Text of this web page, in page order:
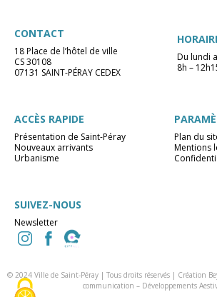
CONTACT
18 Place de l’hôtel de ville
CS 30108
07131 SAINT-PÉRAY CEDEX
Du lundi
8h –
ACCÈS RAPIDE
Présentation de Saint-Péray
Nouveaux arrivants
Urbanisme
Plan du
Mentions
SUIVEZ-NOUS
Newsletter
© 2024 Ville de Saint-Péray | Tous droits réservés | Création
communication – Développements